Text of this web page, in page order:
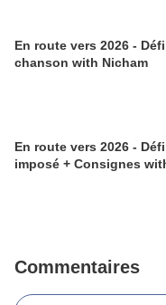
En route vers 2026 - Défi #7 -
chanson with Nicham
En route vers 2026 -
imposé + Consignes
Commentaires